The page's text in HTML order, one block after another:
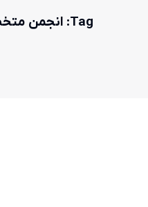
Tag: انجمن متخصصین پوست ایران